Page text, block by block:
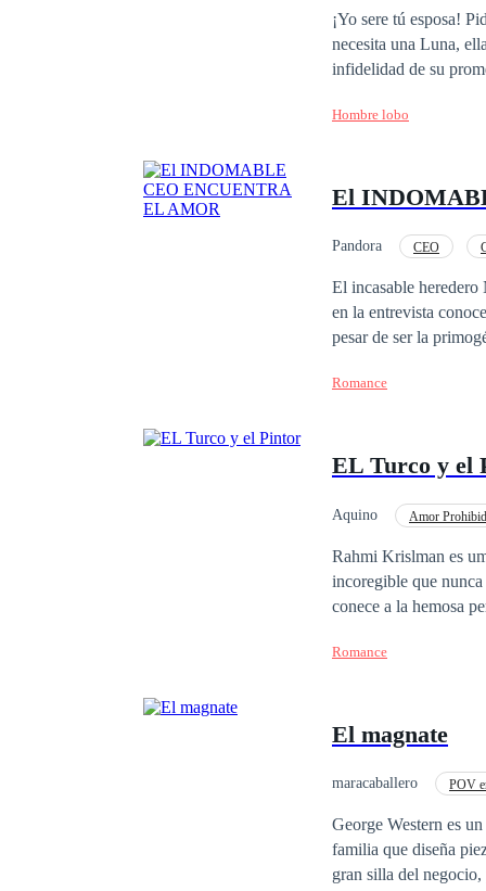
¡Yo sere tú esposa!
necesita una Luna,
infidelidad de su prometido. Con esta decisión cambiarán su destino rotundamente.
Hombre lobo
El
Pandora CEO
El incasable heredero
en la entrevista conoce a la
pesar de ser la
madre de un infarto
Romance
EL Turco y el
Aquino Amor
Rahmi Krislman es
incoregible que nunca ha
conece a la hemosa
tampoco pude resistir
apuesto turco todo
colmo tras regresar a
despegar en su
con un viaje a
Nuevamente la atracción fue inmediata. Pero para que
Romance
El magnate
maracaballero POV
George Western es
familia que diseña
gran silla del